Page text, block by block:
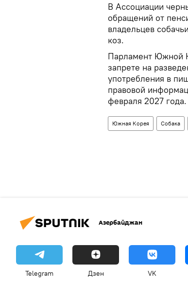
В Ассоциации
обращений от
владельцев
коз.
Парламент Южной
запрете на
употребления в
правовой
февраля 2027 года.
Южная Корея Собака
Азербайджан
Telegram Дзен VK